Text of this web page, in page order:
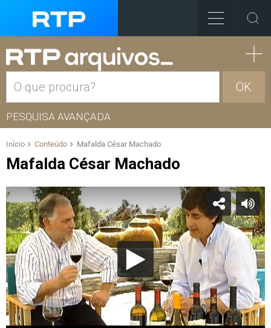
OK
PESQUISA AVANÇADA
Início Conteúdo Mafalda César Machado
Mafalda César Machado